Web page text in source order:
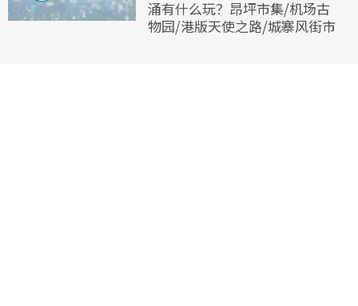
涌有什么玩？昂坪市集/机场古
物园/港版天使之路/城寨风街市